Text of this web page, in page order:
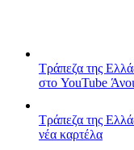
Τράπεζα της
στο YouTube
Τράπεζα της
νέα καρτέλα